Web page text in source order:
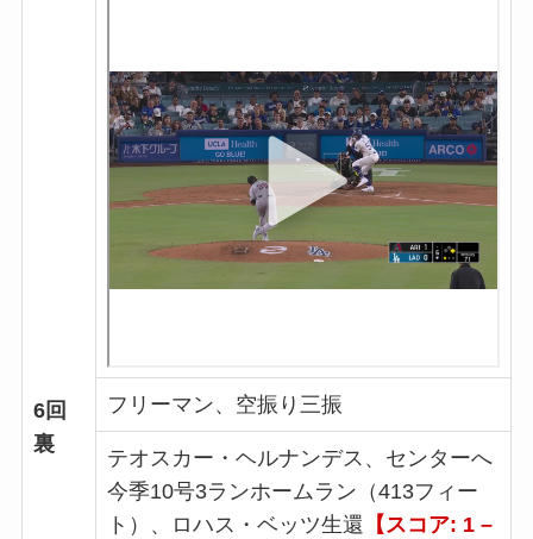
6回
裏
フリーマン、空振り三振
テオスカー・ヘルナンデス、センターへ
今季10号3ランホームラン（413フィー
ト）、ロハス・ベッツ生還 【スコア: 1 –